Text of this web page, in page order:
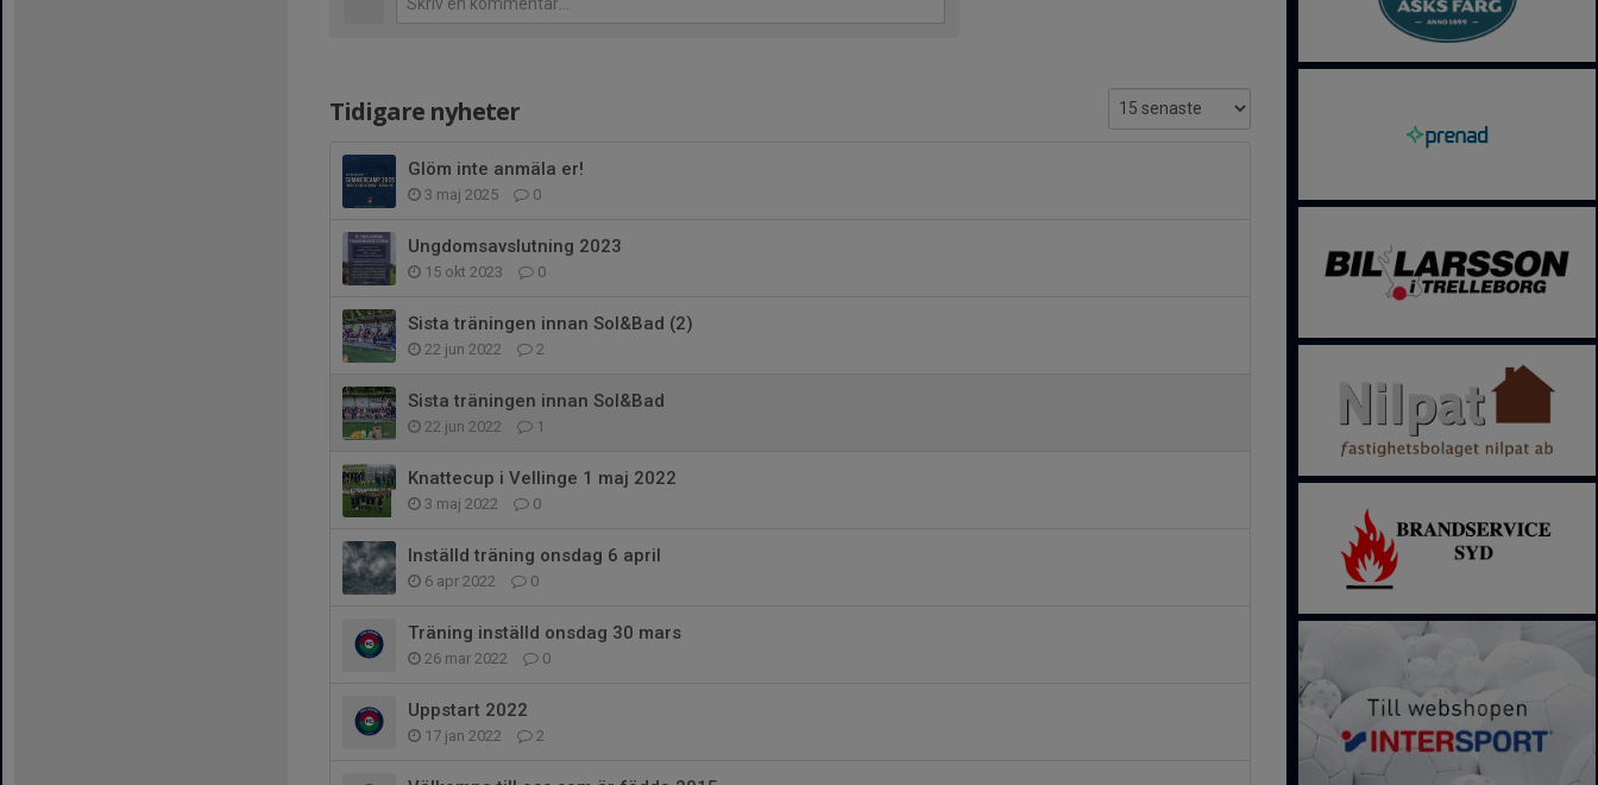
Tidigare nyheter
Glöm inte anmäla er!
3 maj 2025 0
Ungdomsavslutning 2023
15 okt 2023 0
Sista träningen innan Sol&Bad (2)
22 jun 2022 2
Sista träningen innan Sol&Bad
22 jun 2022 1
Knattecup i Vellinge 1 maj 2022
3 maj 2022 0
Inställd träning onsdag 6 april
6 apr 2022 0
Träning inställd onsdag 30 mars
26 mar 2022 0
Uppstart 2022
17 jan 2022 2